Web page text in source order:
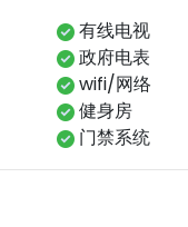
有线电视
政府电表
wifi/网络
健身房
门禁系统